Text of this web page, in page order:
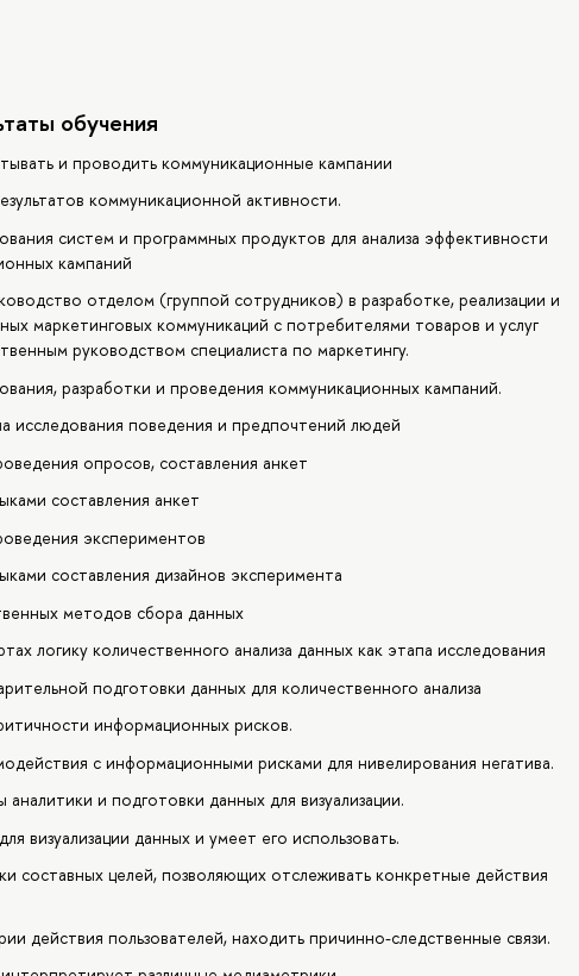
обучения
и проводить коммуникационные кампании
коммуникационной активности.
систем и программных продуктов для анализа эффективности
кампаний
отделом (группой сотрудников) в разработке, реализации и
маркетинговых коммуникаций с потребителями товаров и услуг
руководством специалиста по маркетингу.
разработки и проведения коммуникационных кампаний.
исследования поведения и предпочтений людей
опросов, составления анкет
составления анкет
экспериментов
составления дизайнов эксперимента
методов сбора данных
логику количественного анализа данных как этапа исследования
подготовки данных для количественного анализа
информационных рисков.
с информационными рисками для нивелирования негатива.
и подготовки данных для визуализации.
визуализации данных и умеет его использовать.
составных целей, позволяющих отслеживать конкретные действия
действия пользователей, находить причинно-следственные связи.